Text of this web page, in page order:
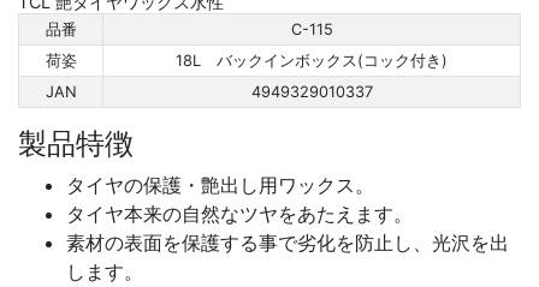
品番
C-115
荷姿
18L バックインボックス(コック付き)
JAN
4949329010337
製品特徴
タイヤの保護・艶出し用ワックス。
タイヤ本来の自然なツヤをあたえます。
素材の表面を保護する事で劣化を防止し、光沢を出
します。